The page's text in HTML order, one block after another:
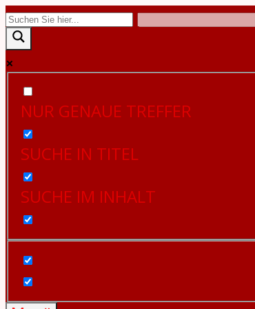
Zum
Inhalt
springen
NUR GENAUE TREFFER
SUCHE IN TITEL
SUCHE IM INHALT